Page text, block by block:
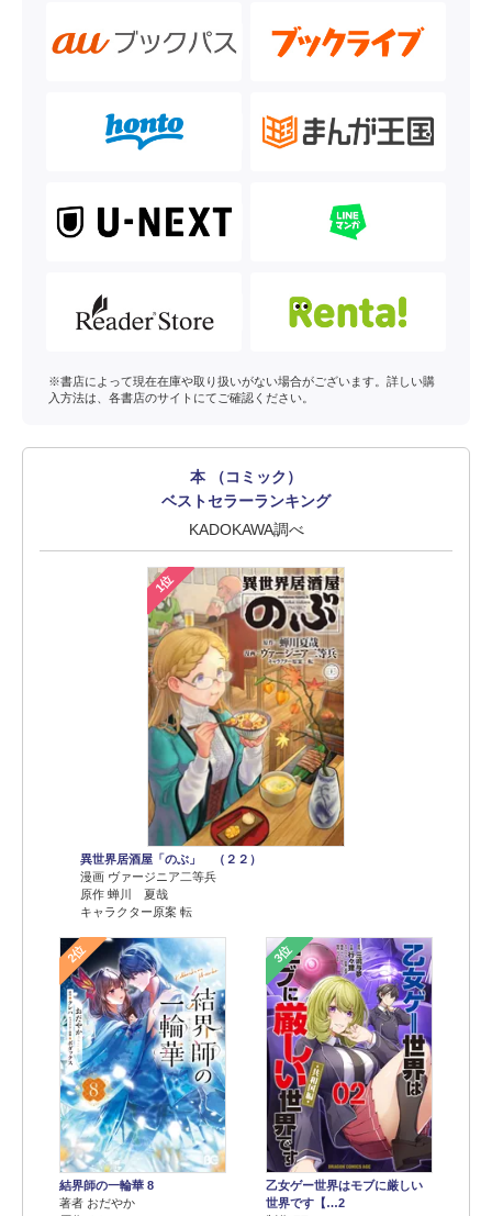
※書店によって現在在庫や取り扱いがない場合がございます。詳しい購
入方法は、各書店のサイトにてご確認ください。
本 （コミック）
ベストセラーランキング
KADOKAWA調べ
1位
異世界居酒屋「のぶ」 （２２）
漫画 ヴァージニア二等兵
原作 蝉川 夏哉
キャラクター原案 転
2位
結界師の一輪華 8
著者 おだやか
3位
乙女ゲー世界はモブに厳しい
世界です【…2